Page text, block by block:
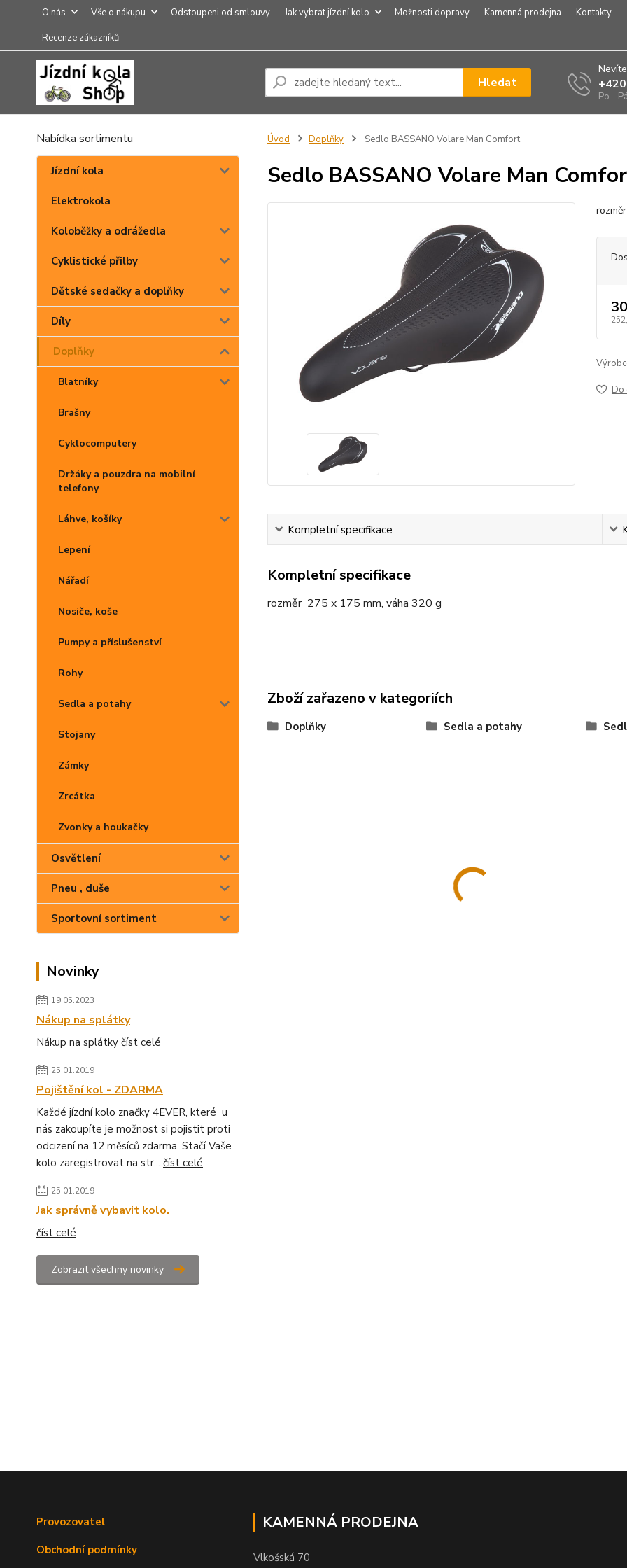
O nás Vše o nákupu Odstoupeni od smlouvy Jak vybrat jízdní kolo Možnosti dopravy Kamenná prodejna
Kontakty
Recenze zákazníků
Hledat
Po -
Nabídka sortimentu
Jízdní kola
Elektrokola
Koloběžky a odrážedla
Cyklistické přilby
Dětské sedačky a doplňky
Díly
Doplňky
Blatníky
Brašny
Cyklocomputery
Držáky a pouzdra na mobilní
telefony
Láhve, košíky
Lepení
Nářadí
Nosiče, koše
Pumpy a příslušenství
Rohy
Sedla a potahy
Stojany
Zámky
Zrcátka
Zvonky a houkačky
Osvětlení
Pneu , duše
Sportovní sortiment
Novinky
19.05.2023
Nákup na splátky
Nákup na splátky číst celé
25.01.2019
Pojištění kol - ZDARMA
Každé jízdní kolo značky 4EVER, které u
nás zakoupíte je možnost si pojistit proti
odcizení na 12 měsíců zdarma. Stačí Vaše
kolo zaregistrovat na str... číst celé
25.01.2019
Jak správně vybavit kolo.
číst celé
Zobrazit všechny novinky
Úvod Doplňky Sedlo BASSANO Volare Man Comfort
Sedlo BASSANO Volare Man
Do
Kompletní specifikace
Kompletní specifikace
rozměr 275 x 175 mm, váha 320 g
Zboží zařazeno v kategoriích
Doplňky Sedla a potahy
Provozovatel
Obchodní podmínky
KAMENNÁ PRODEJNA
Vlkošská 70